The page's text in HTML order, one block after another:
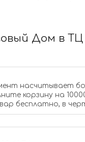
Дом в
насчитывает
корзину на
бесплатно, в